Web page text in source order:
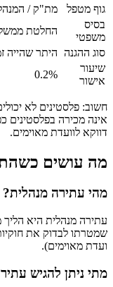
גוף מטפל
מת"ק /
בסיס
משפטי
החלטת
סוג ההגנה היתר שהייה
שיעור
אישור
0.2%
חשוב: פלסטינים לא
אינה מכירה בפלסטינים
דווקא לוועדת מאוימים.
מה עושים
מהי עתירה מנהלית?
עתירה מנהלית היא הליך
שמטרתו לבדוק את
ועדת מאוימים).
מתי ניתן להגיש